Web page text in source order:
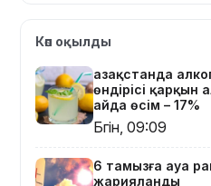
партиясының
Димаш
жаңа
жобасын
Көп оқылды
Қазақстанда
өндірісі қарқын
айда өсім – 17%
Бүгін, 09:09
6 тамызға ауа
жарияланды